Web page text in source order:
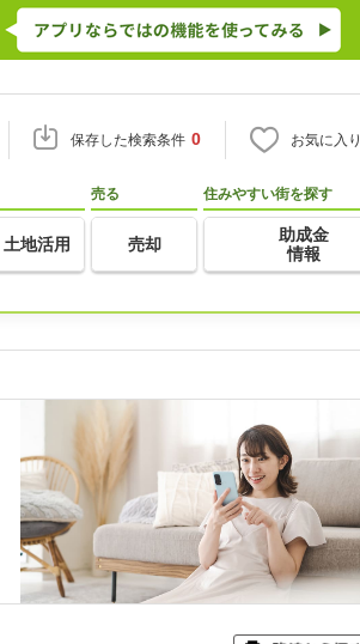
保存した検索条件 0 お気に入り
土地活用
売る
売却
住みやすい街を探す
助成金
情報